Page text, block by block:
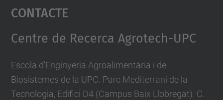
powered by
Contacte
Centre de Recerca Agrotech-UPC
Escola d'Enginyeria Agroalimentària i de
Biosistemes de la UPC. Parc Mediterrani de la
Tecnologia, Edifici D4 (Campus Baix Llobregat). C.